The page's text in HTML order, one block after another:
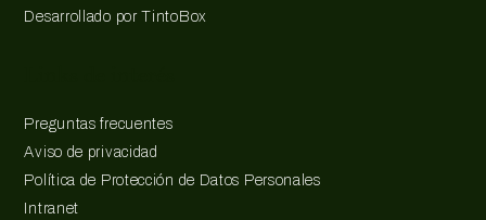
Desarrollado porTintoBox
Preguntas frecuentes
Aviso de privacidad
Política de Protección de Datos Personales
Intranet